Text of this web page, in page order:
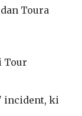
Toura
Tour
incident, ki